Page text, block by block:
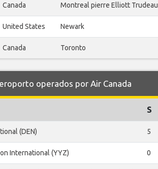
Canada Montreal pierre Elliott Trudeau
United States Newark
Canada Toronto
operados por Air Canada
S
(DEN) 5
International (YYZ) 0